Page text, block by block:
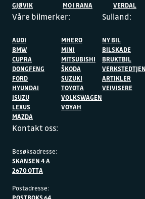
GJØVIK
MO I RANA
VERDAL
Våre bilmerker:
AUDI
BMW
CUPRA
DONGFENG
FORD
HYUNDAI
ISUZU
LEXUS
MAZDA
MHERO
MINI
MITSUBISHI
ŠKODA
SUZUKI
TOYOTA
VOLKSWAGEN
VOYAH
Sulland:
NY BIL
BILSKADE
BRUKTBIL
ARTIKLER
VEIVISERE
Kontakt oss:
Besøksadresse:
SKANSEN 4 A
2670 OTTA
Postadresse:
POSTBOKS 64